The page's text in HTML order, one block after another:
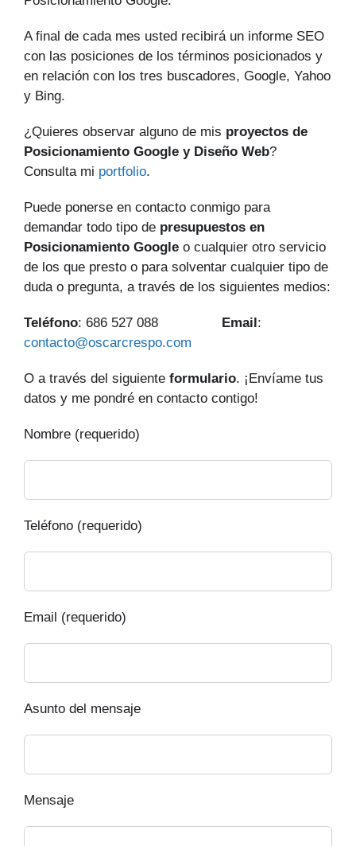
A final de cada mes usted recibirá un informe SEO
con las posiciones de los términos posicionados y
en relación con los tres buscadores, Google, Yahoo
y Bing.
¿Quieres observar alguno de mis proyectos de
Posicionamiento Google y Diseño Web?
Consulta mi portfolio.
Puede ponerse en contacto conmigo para
demandar todo tipo de presupuestos en
Posicionamiento Google o cualquier otro servicio
de los que presto o para solventar cualquier tipo de
duda o pregunta, a través de los siguientes medios:
Teléfono: 686 527 088 Email :
contacto@oscarcrespo.com
O a través del siguiente formulario. ¡Envíame tus
datos y me pondré en contacto contigo!
Nombre (requerido)
Teléfono (requerido)
Email (requerido)
Asunto del mensaje
Mensaje